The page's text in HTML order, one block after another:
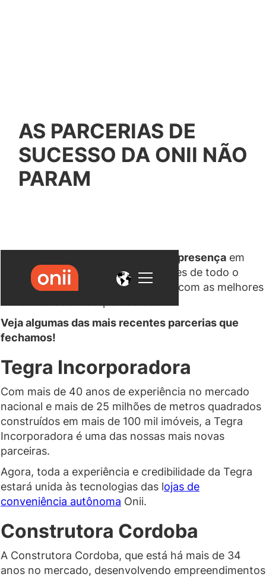
AS PARCERIAS DE
SUCESSO DA ONII NÃO
PARAM
aumentar a nossa presença em
condomínios espalhados por cidades de todo o
Brasil, seguimos fazendo parcerias com as melhores
Veja algumas das mais recentes parcerias que
fechamos!
Tegra Incorporadora
Com mais de 40 anos de experiência no mercado
nacional e mais de 25 milhões de metros quadrados
construídos em mais de 100 mil imóveis, a Tegra
Incorporadora é uma das nossas mais novas
parceiras.
Agora, toda a experiência e credibilidade da Tegra
estará unida às tecnologias das lojas de
conveniência autônoma Onii.
Construtora Cordoba
A Construtora Cordoba, que está há mais de 34
anos no mercado, desenvolvendo empreendimentos